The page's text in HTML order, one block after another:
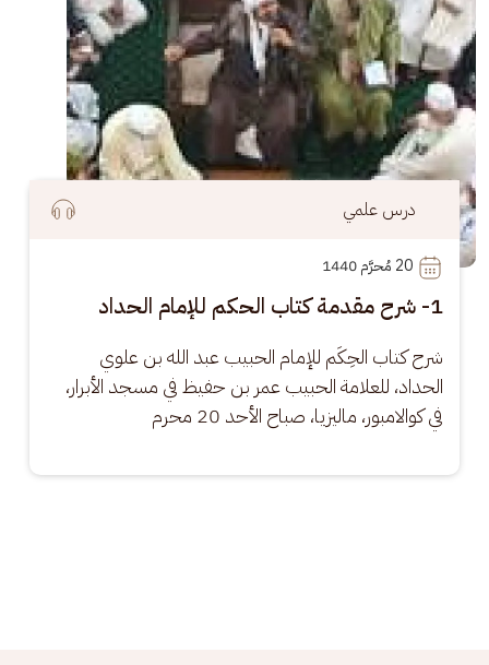
درس علمي
20
1- شرح مقدمة كتاب الحكم للإمام الحداد
شرح كتاب الحِكَم للإمام الحبيب عبد الله بن علوي
الحداد، للعلامة الحبيب عمر بن حفيظ في مسجد الأبرار،
في كوالامبور، ماليزيا، صباح الأحد 20 محرم